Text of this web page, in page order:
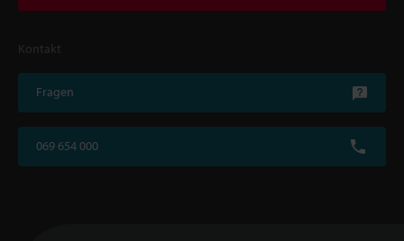
Kontakt
Fragen
069 654 000